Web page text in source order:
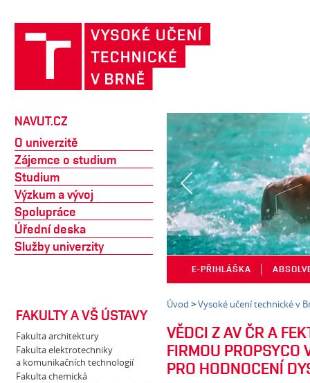
NAVUT.CZ
O univerzitě
Zájemce o studium
Studium
Výzkum a vývoj
Spolupráce
Úřední deska
Služby univerzity
FAKULTY A VŠ ÚSTAVY
Fakulta architektury
Fakulta elektrotechniky
a komunikačních technologií
Fakulta chemická
E-PŘIHLÁŠKA
Úvod >Vysoké učení technické v
VĚDCI Z AV ČR A
FIRMOU
PRO HODNOCENÍ